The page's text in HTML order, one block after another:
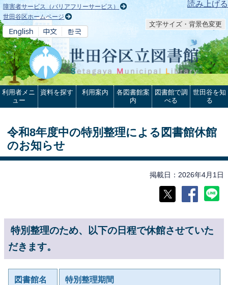
本文へ 読み上げる
障害者サービス（バリアフリーサービス）
世田谷区ホームページ
文字サイズ・背景色変更
利用者メニ
ュー
資料を探す 利用案内
各図書館案
内
図書館で調
べる
世田谷を知
る
令和8年度中の特別整理による図書館休館
のお知らせ
掲載日 2026年4月1日
特別整理のため、以下の日程で休館させていた
だきます。
図書館名 特別整理期間